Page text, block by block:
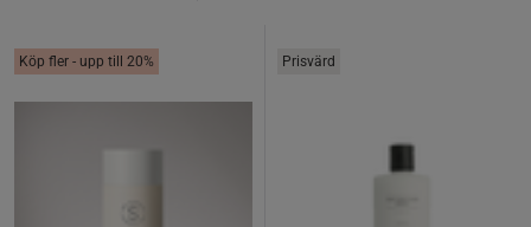
Köp fler - upp till 20% Prisvärd